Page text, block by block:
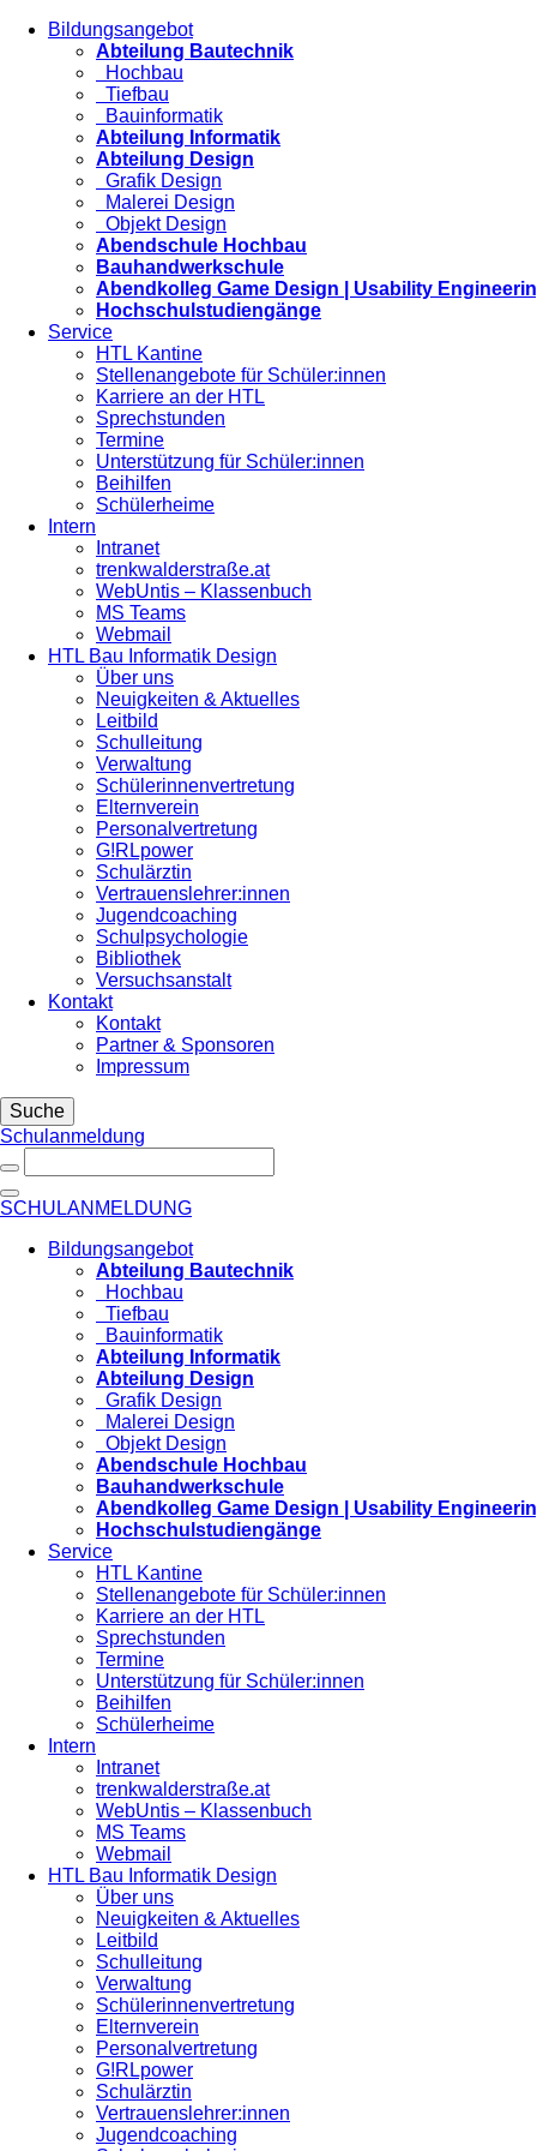
Bildungsangebot
Abteilung Bautechnik
Hochbau
Tiefbau
Bauinformatik
Abteilung Informatik
Abteilung Design
Grafik Design
Malerei Design
Objekt Design
Abendschule Hochbau
Bauhandwerkschule
Abendkolleg Game Design | Usability
Hochschulstudiengänge
Service
HTL Kantine
Stellenangebote für Schüler:innen
Karriere an der HTL
Sprechstunden
Termine
Unterstützung für Schüler:innen
Beihilfen
Schülerheime
Intern
Intranet
trenkwalderstraße.at
WebUntis – Klassenbuch
MS Teams
Webmail
HTL Bau Informatik Design
Über uns
Neuigkeiten & Aktuelles
Leitbild
Schulleitung
Verwaltung
Schülerinnenvertretung
Elternverein
Personalvertretung
G!RLpower
Schulärztin
Vertrauenslehrer:innen
Jugendcoaching
Schulpsychologie
Bibliothek
Versuchsanstalt
Kontakt
Kontakt
Partner & Sponsoren
Impressum
Suche
Schulanmeldung
SCHULANMELDUNG
Bildungsangebot
Abteilung Bautechnik
Hochbau
Tiefbau
Bauinformatik
Abteilung Informatik
Abteilung Design
Grafik Design
Malerei Design
Objekt Design
Abendschule Hochbau
Bauhandwerkschule
Abendkolleg Game Design | Usability
Hochschulstudiengänge
Service
HTL Kantine
Stellenangebote für Schüler:innen
Karriere an der HTL
Sprechstunden
Termine
Unterstützung für Schüler:innen
Beihilfen
Schülerheime
Intern
Intranet
trenkwalderstraße.at
WebUntis – Klassenbuch
MS Teams
Webmail
HTL Bau Informatik Design
Über uns
Neuigkeiten & Aktuelles
Leitbild
Schulleitung
Verwaltung
Schülerinnenvertretung
Elternverein
Personalvertretung
G!RLpower
Schulärztin
Vertrauenslehrer:innen
Jugendcoaching